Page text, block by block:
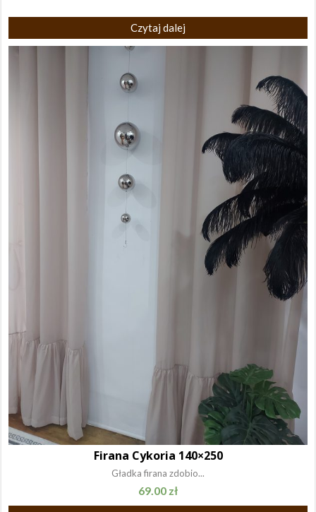
Czytaj dalej
Firana Cykoria 140×250
Gładka firana zdobio...
69.00 zł